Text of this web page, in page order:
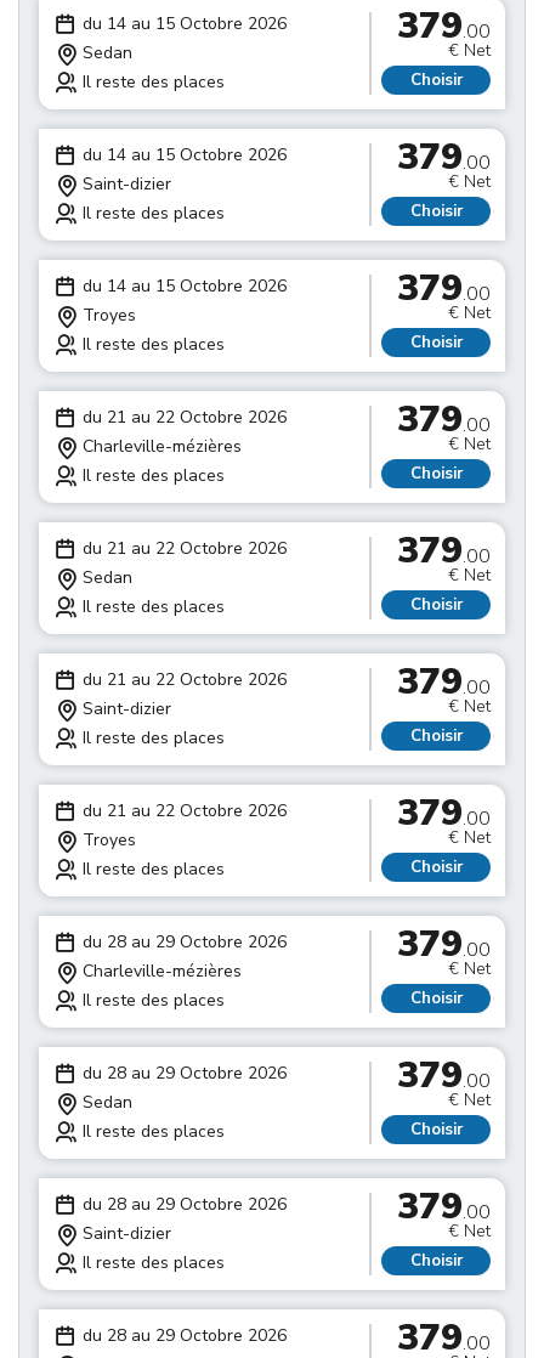
du 14 au 15 Octobre 2026
Sedan
Il reste des places
379.00
€ Net
Choisir
du 14 au 15 Octobre 2026
Saint-dizier
Il reste des places
379.00
€ Net
Choisir
du 14 au 15 Octobre 2026
Troyes
Il reste des places
379.00
€ Net
Choisir
du 21 au 22 Octobre 2026
Charleville-mézières
Il reste des places
379.00
€ Net
Choisir
du 21 au 22 Octobre 2026
Sedan
Il reste des places
379.00
€ Net
Choisir
du 21 au 22 Octobre 2026
Saint-dizier
Il reste des places
379.00
€ Net
Choisir
du 21 au 22 Octobre 2026
Troyes
Il reste des places
379.00
€ Net
Choisir
du 28 au 29 Octobre 2026
Charleville-mézières
Il reste des places
379.00
€ Net
Choisir
du 28 au 29 Octobre 2026
Sedan
Il reste des places
379.00
€ Net
Choisir
du 28 au 29 Octobre 2026
Saint-dizier
Il reste des places
379.00
€ Net
Choisir
du 28 au 29 Octobre 2026
379.00